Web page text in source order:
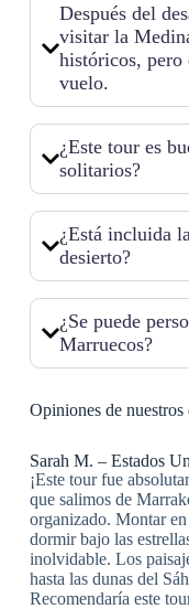
Después del
visitar la
históricos, pero
vuelo.
¿Este tour es
solitarios?
¿Está incluida
desierto?
¿Se puede
Marruecos?
Opiniones de nuestros
Sarah M. – Estados
¡Este tour fue
que salimos de
organizado. Montar
dormir bajo las
inolvidable. Los
hasta las dunas del
Recomendaría este